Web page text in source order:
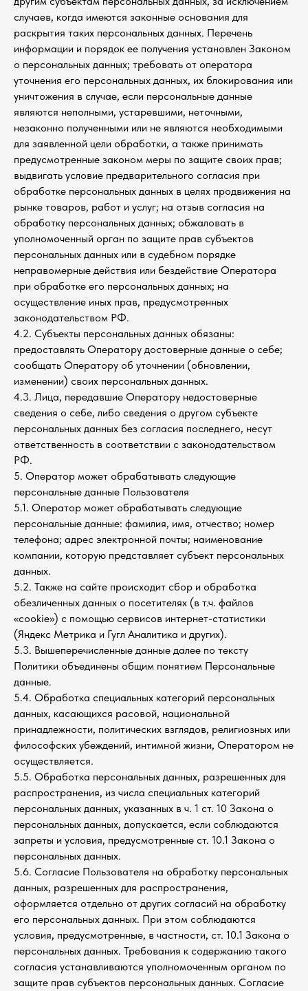
случаев, когда имеются законные основания для
раскрытия таких персональных данных. Перечень
информации и порядок ее получения установлен Законом
о персональных данных; требовать от оператора
уточнения его персональных данных, их блокирования или
уничтожения в случае, если персональные данные
являются неполными, устаревшими, неточными,
незаконно полученными или не являются необходимыми
для заявленной цели обработки, а также принимать
предусмотренные законом меры по защите своих прав;
выдвигать условие предварительного согласия при
обработке персональных данных в целях продвижения на
рынке товаров, работ и услуг; на отзыв согласия на
обработку персональных данных; обжаловать в
уполномоченный орган по защите прав субъектов
персональных данных или в судебном порядке
неправомерные действия или бездействие Оператора
при обработке его персональных данных; на
осуществление иных прав, предусмотренных
законодательством РФ.
4.2. Субъекты персональных данных обязаны:
предоставлять Оператору достоверные данные о себе;
сообщать Оператору об уточнении (обновлении,
изменении) своих персональных данных.
4.3. Лица, передавшие Оператору недостоверные
сведения о себе, либо сведения о другом субъекте
персональных данных без согласия последнего, несут
ответственность в соответствии с законодательством
РФ.
5. Оператор может обрабатывать следующие
персональные данные Пользователя
5.1. Оператор может обрабатывать следующие
персональные данные: фамилия, имя, отчество; номер
телефона; адрес электронной почты; наименование
компании, которую представляет субъект персональных
данных.
5.2. Также на сайте происходит сбор и обработка
обезличенных данных о посетителях (в т.ч. файлов
«cookie») с помощью сервисов интернет-статистики
(Яндекс Метрика и Гугл Аналитика и других).
5.3. Вышеперечисленные данные далее по тексту
Политики объединены общим понятием Персональные
данные.
5.4. Обработка специальных категорий персональных
данных, касающихся расовой, национальной
принадлежности, политических взглядов, религиозных или
философских убеждений, интимной жизни, Оператором не
осуществляется.
5.5. Обработка персональных данных, разрешенных для
распространения, из числа специальных категорий
персональных данных, указанных в ч. 1 ст. 10 Закона о
персональных данных, допускается, если соблюдаются
запреты и условия, предусмотренные ст. 10.1 Закона о
персональных данных.
5.6. Согласие Пользователя на обработку персональных
данных, разрешенных для распространения,
оформляется отдельно от других согласий на обработку
его персональных данных. При этом соблюдаются
условия, предусмотренные, в частности, ст. 10.1 Закона о
персональных данных. Требования к содержанию такого
согласия устанавливаются уполномоченным органом по
защите прав субъектов персональных данных. Согласие